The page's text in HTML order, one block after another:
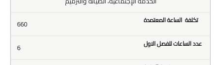
660
6